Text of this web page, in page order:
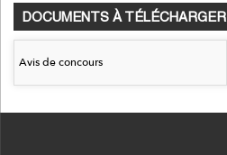
DOCUMENTS À TÉLÉCHARGER
Avis de concours